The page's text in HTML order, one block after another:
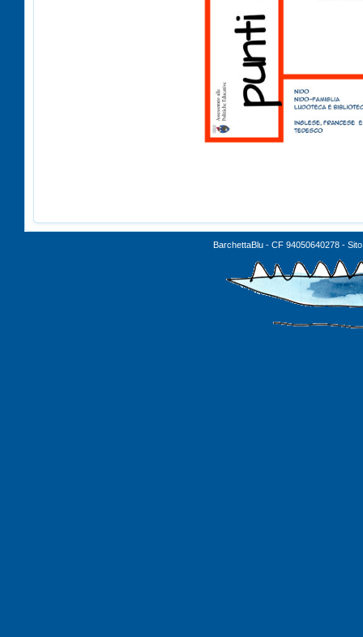
BarchettaBlu - CF 94050640278 -